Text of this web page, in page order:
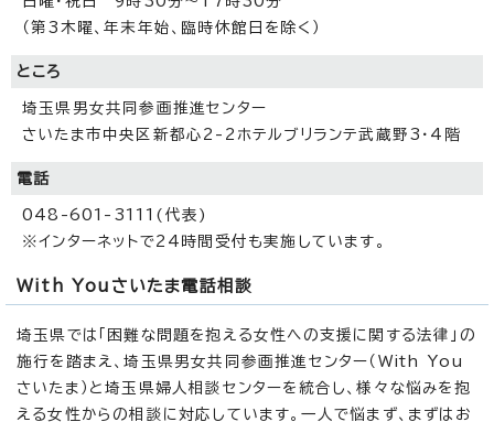
（第3木曜、年末年始、臨時休館日を除く）
ところ
埼玉県男女共同参画推進センター
さいたま市中央区新都心2-2ホテルブリランテ武蔵野3・4階
電話
048-601-3111(代表)
※インターネットで24時間受付も実施しています。
With Youさいたま電話相談
埼玉県では「困難な問題を抱える女性への支援に関する法律」の
施行を踏まえ、埼玉県男女共同参画推進センター（With You
さいたま）と埼玉県婦人相談センターを統合し、様々な悩みを抱
える女性からの相談に対応しています。一人で悩まず、まずはお